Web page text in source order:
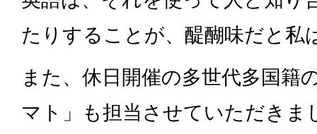
たりすることが、醍醐味だと私
また、休日開催の多世代多国籍
マト」も担当させていただきま